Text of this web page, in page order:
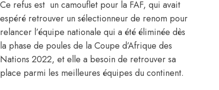
Ce refus est un camouflet pour la FAF, qui avait
espéré retrouver un sélectionneur de renom pour
relancer l’équipe nationale qui a été éliminée dès
la phase de poules de la Coupe d’Afrique des
Nations 2022, et elle a besoin de retrouver sa
place parmi les meilleures équipes du continent.